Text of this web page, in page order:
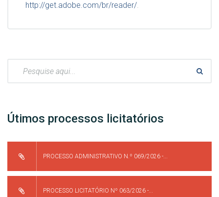
http://get.adobe.com/br/reader/.
Útimos processos licitatórios
PROCESSO ADMINISTRATIVO N.º 069/2026 -...
PROCESSO LICITATÓRIO Nº 063/2026 -...